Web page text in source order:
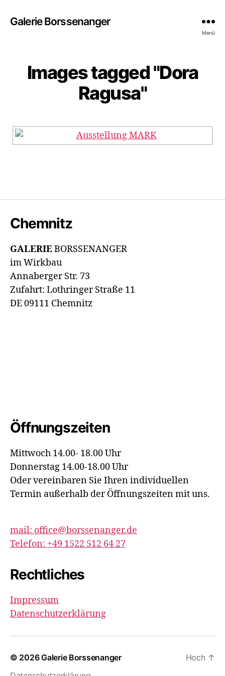
Galerie Borssenanger
Menü
Images tagged "Dora
Ragusa"
Chemnitz
GALERIEBORSSENANGER
im Wirkbau
Annaberger Str. 73
Zufahrt: Lothringer Straße 11
DE 09111 Chemnitz
Öffnungszeiten
Mittwoch 14.00- 18.00 Uhr
Donnerstag 14.00-18.00 Uhr
Oder vereinbaren Sie Ihren individuellen
Termin außerhalb der Öffnungszeiten mit uns.
mail: office@borssenanger.de
Telefon: +49 1522 512 64 27
Rechtliches
Impressum
Datenschutzerklärung
© 2026Galerie Borssenanger
Hoch ↑